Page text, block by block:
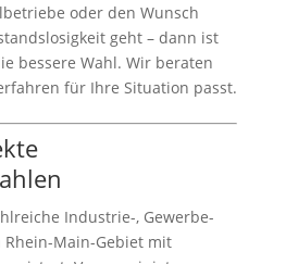
oder den Wunsch
geht – dann ist
bessere Wahl. Wir beraten
für Ihre Situation passt.
Industrie-, Gewerbe-
Main-Gebiet mit